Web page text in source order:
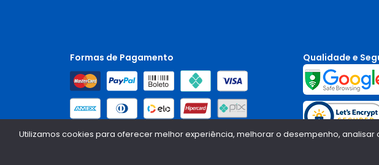
Formas de Pagamento Qualidade e
Utilizamos cookies para oferecer melhor experiência, melhorar o desempenho,